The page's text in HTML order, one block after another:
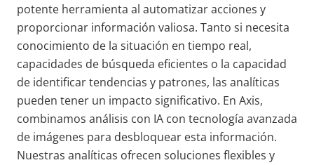
potente herramienta al automatizar acciones y
proporcionar información valiosa. Tanto si necesita
conocimiento de la situación en tiempo real,
capacidades de búsqueda eficientes o la capacidad
de identificar tendencias y patrones, las analíticas
pueden tener un impacto significativo. En Axis,
combinamos análisis con IA con tecnología avanzada
de imágenes para desbloquear esta información.
Nuestras analíticas ofrecen soluciones flexibles y